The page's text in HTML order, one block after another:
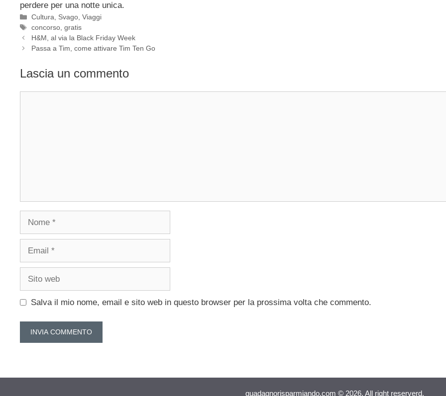
perdere per una notte unica.
Categorie
Cultura, Svago,Viaggi
Tag
concorso,gratis
H&M, al via la Black Friday Week
Passa a Tim, come attivare Tim Ten Go
Lascia un commento
Nome
Email
Sito
Salva il mio nome, email e sito web in questo browser per la prossima volta che commento.
guadagnorisparmiando.com © 2026. All right reserverd.